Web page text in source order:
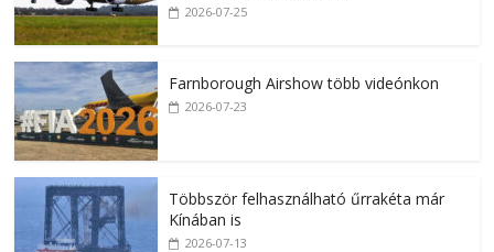
2026-07-25
Farnborough Airshow több videónkon
2026-07-23
Többször felhasználható űrrakéta már
Kínában is
2026-07-13